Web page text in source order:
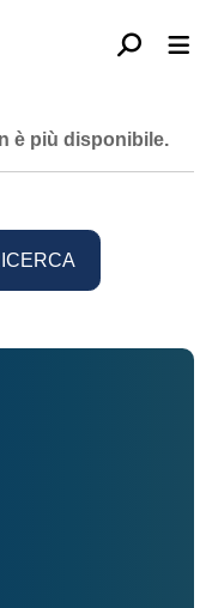
è più disponibile.